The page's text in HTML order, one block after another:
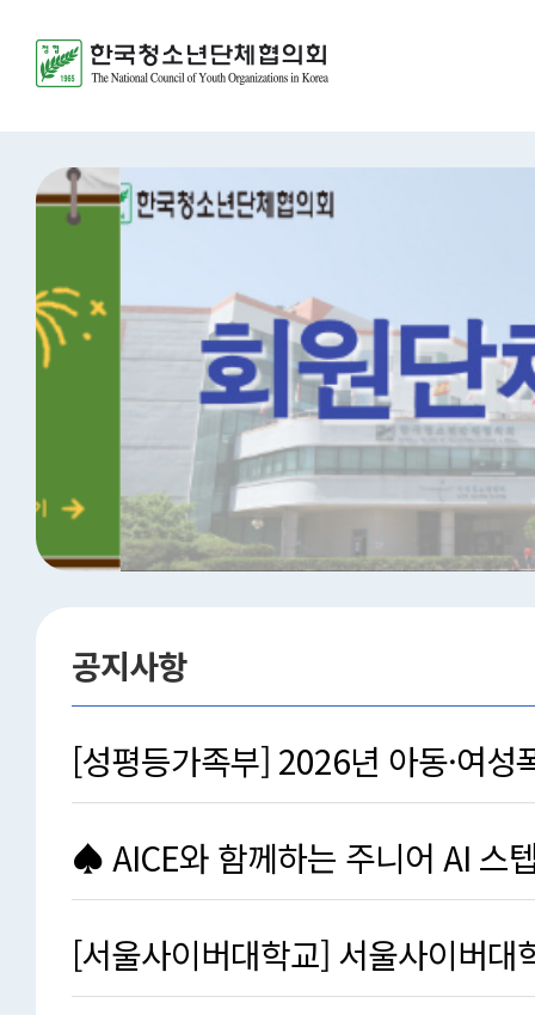
공지사항
[성평등가족부] 2026년 아동·여성
♠ AICE와 함께하는 주니어 AI 스
[서울사이버대학교] 서울사이버대